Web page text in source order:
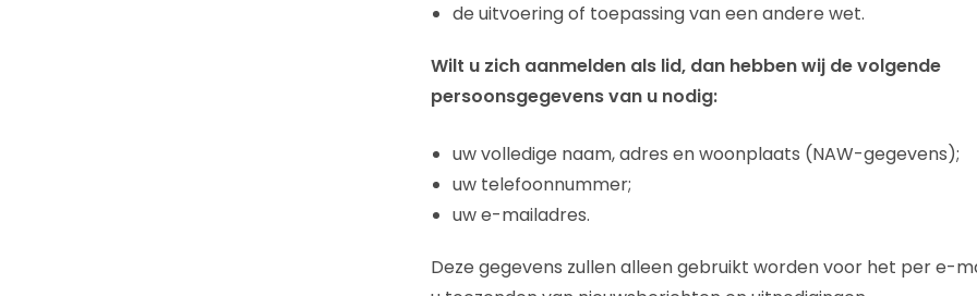
de uitvoering of toepassing van een andere wet.
Wilt u zich aanmelden als lid, dan hebben wij de volgende
persoonsgegevens van u nodig:
uw volledige naam, adres en woonplaats (NAW-gegevens);
uw telefoonnummer;
uw e-mailadres.
Deze gegevens zullen alleen gebruikt worden voor het per e-